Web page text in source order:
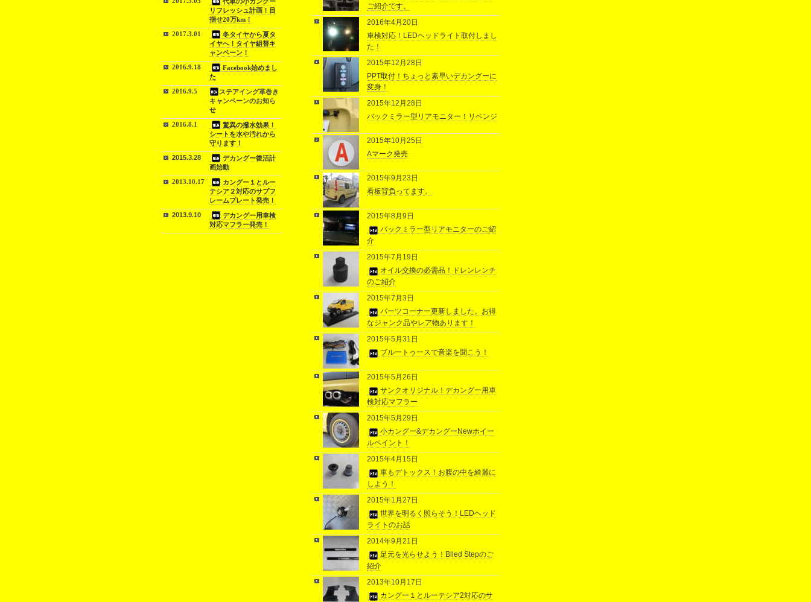
ご紹介です。
2016年4月20日
車検対応！LEDヘッドライト取付しまし
た！
2015年12月28日
PPT取付！ちょっと素早いデカングーに
変身！
2015年12月28日
バックミラー型リアモニター！リベンジ
2015年10月25日
Aマーク発売
2015年9月23日
看板背負ってます。
2015年8月9日
バックミラー型リアモニターのご紹
介
2015年7月19日
オイル交換の必需品！ドレンレンチ
のご紹介
2015年7月3日
パーツコーナー更新しました。お得
なジャンク品やレア物あります！
2015年5月31日
ブルートゥースで音楽を聞こう！
2015年5月26日
サンクオリジナル！デカングー用車
検対応マフラー
2015年5月29日
小カングー&デカングーNewホイー
ルペイント！
2015年4月15日
車もデトックス！お腹の中を綺麗に
しよう！
2015年1月27日
世界を明るく照らそう！LEDヘッド
ライトのお話
2014年9月21日
足元を光らせよう！Blled Stepのご
紹介
2013年10月17日
カングー１とルーテシア2対応のサ
リフレッシュ計画！目
指せ20万km！
2017.3.01
冬タイヤから夏タ
イヤへ！タイヤ組替キ
ャンペーン！
2016.9.18
Facebook始めまし
た
2016.9.5
ステアイング革巻き
キャンペーンのお知ら
せ
2016.8.1
驚異の撥水効果！
シートを水や汚れから
守ります！
2015.3.28
デカングー復活計
画始動
2013.10.17
カングー１とルー
テシア２対応のサブフ
レームプレート発売！
2013.9.10
デカングー用車検
対応マフラー発売！